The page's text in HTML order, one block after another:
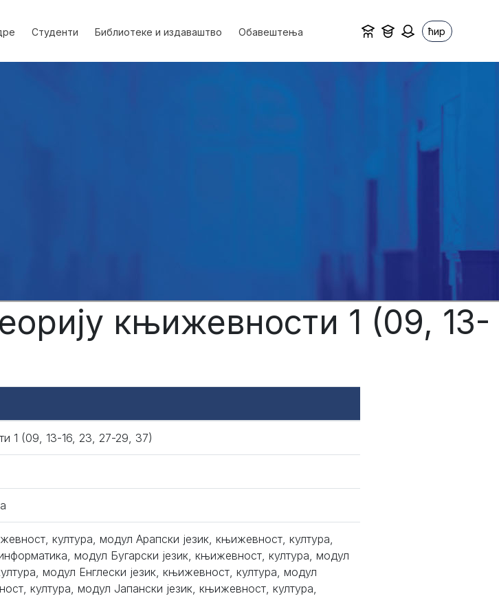
Студенти Библиотеке и издаваштво Обавештења ћир
књижевности 1 (09, 13-
1 (09, 13-16, 23, 27-29, 37)
култура, модул Арапски језик, књижевност, култура,
модул Бугарски језик, књижевност, култура, модул
модул Енглески језик, књижевност, култура, модул
култура, модул Јапански језик, књижевност, култура,